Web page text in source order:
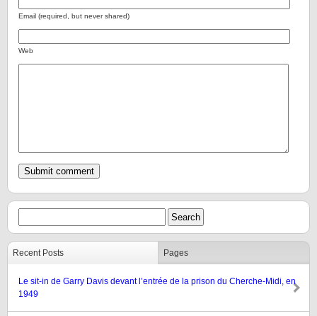
Email (required, but never shared)
Web
Recent Posts Pages
Le sit-in de Garry Davis devant l’entrée de la prison du Cherche-Midi, en
1949